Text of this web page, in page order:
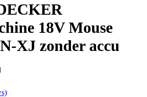
18V Mouse
XJ zonder accu